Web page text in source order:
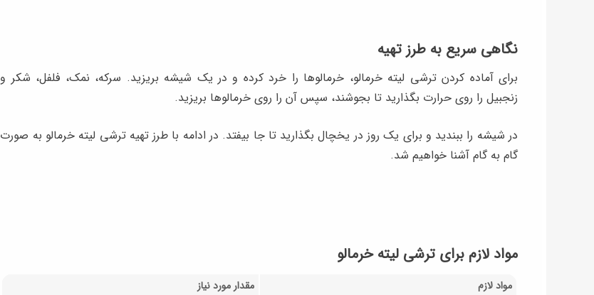
نگاهی سریع به طرز تهیه
برای آماده کردن ترشی لیته خرمالو، خرمالوها را خرد کرده و در یک شیشه بریزید. سرکه، نمک، فلفل، شکر و
زنجبیل را روی حرارت بگذارید تا بجوشند، سپس آن را روی خرمالوها بریزید.
در شیشه را ببندید و برای یک روز در یخچال بگذارید تا جا بیفتد. در ادامه با طرز تهیه ترشی لیته خرمالو به صورت
گام به گام آشنا خواهیم شد.
مواد لازم برای ترشی لیته خرمالو
مواد لازم
مقدار مورد نیاز